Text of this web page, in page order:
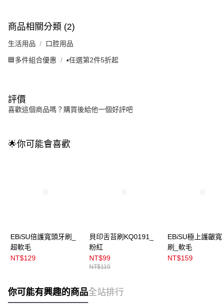
商品相關分類 (2)
生活用品 口腔用品
🟦多件組合優惠 ▪️任選第2件5折起
評價
喜歡這個商品嗎？購買後給他一個好評吧
🌟你可能會喜歡
EBiSU倍護寬頭牙刷_
超軟毛
NT$129
貝印舌苔刷KQ0191_
粉紅
NT$99
NT$110
EBiSU極上護齦
刷_軟毛
NT$159
你可能有興趣的商品全站排行